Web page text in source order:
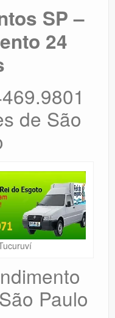
SP –
24
de São
Paulo